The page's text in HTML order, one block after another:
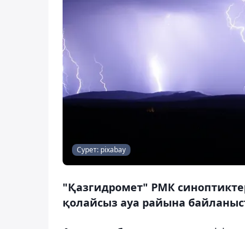
Сурет: pixabay
"Қазгидромет" РМК
қолайсыз ауа райына